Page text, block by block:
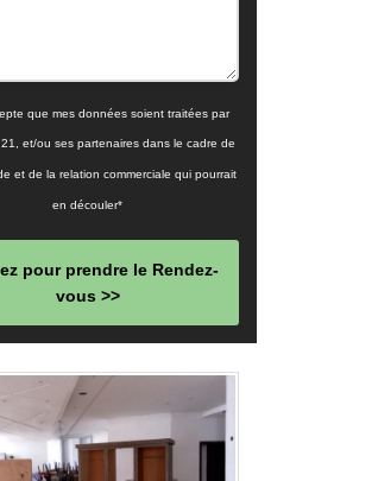
que mes données soient traitées par
21, et/ou ses partenaires dans le cadre de
et de la relation commerciale qui pourrait
en découler*
pour prendre le Rendez-
vous >>